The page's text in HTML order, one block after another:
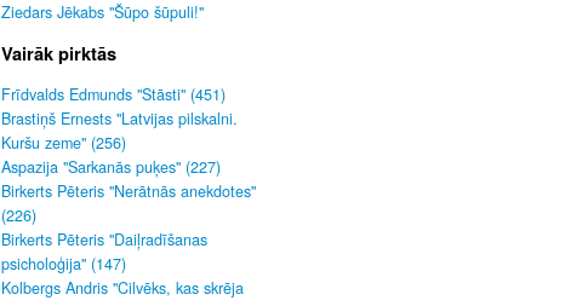
Ziedars Jēkabs "Šūpo šūpuli!"
Vairāk pirktās
Frīdvalds Edmunds "Stāsti" (451)
Brastiņš Ernests "Latvijas pilskalni.
Kuršu zeme" (256)
Aspazija "Sarkanās puķes" (227)
Birkerts Pēteris "Nerātnās anekdotes"
(226)
Birkerts Pēteris "Daiļradīšanas
psicholoģija" (147)
Kolbergs Andris "Cilvēks, kas skrēja